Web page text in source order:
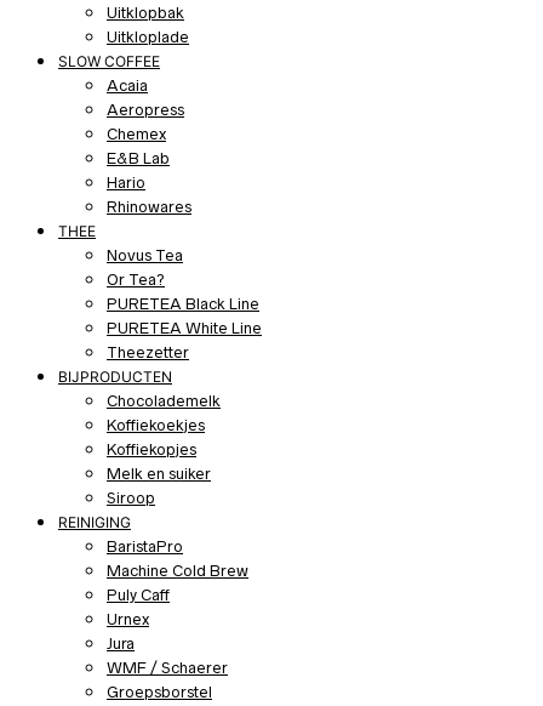
Uitklopbak
Uitkloplade
SLOW COFFEE
Acaia
Aeropress
Chemex
E&B Lab
Hario
Rhinowares
THEE
Novus Tea
Or Tea?
PURETEA Black Line
PURETEA White Line
Theezetter
BIJPRODUCTEN
Chocolademelk
Koffiekoekjes
Koffiekopjes
Melk en suiker
Siroop
REINIGING
BaristaPro
Machine Cold Brew
Puly Caff
Urnex
Jura
WMF / Schaerer
Groepsborstel